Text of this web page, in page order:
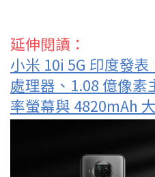
延伸閱讀：
小米 10i 5G 印度發
處理器、1.08 億像素
率螢幕與 4820mAh